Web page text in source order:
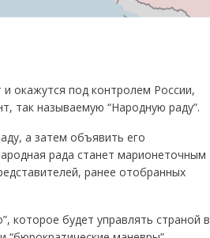
и окажутся под контролем России,
так называемую “Народную раду”.
а затем объявить его
рада станет марионеточным
ранее отобранных
которое будет управлять страной в